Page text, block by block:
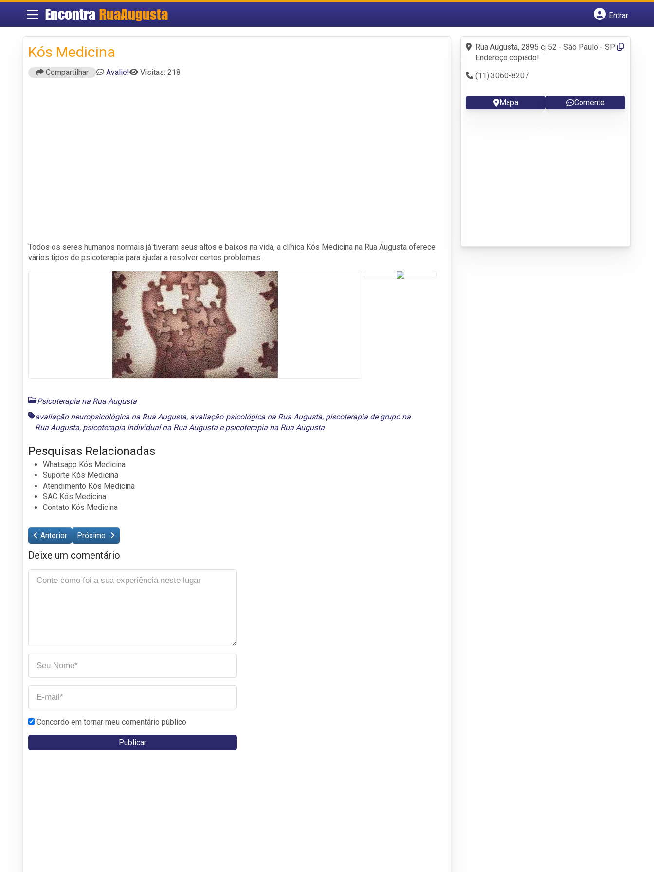
EncontraRuaAugusta
Entrar
Fazer login
Criar conta
Kós Medicina
Compartilhar Avalie! Visitas: 218
Todos os seres humanos normais já tiveram seus altos e baixos na vida, a clínica Kós Medicina na Rua Augusta oferece
vários tipos de psicoterapia para ajudar a resolver certos problemas.
Psicoterapia na Rua Augusta
avaliação neuropsicológica na Rua Augusta, avaliação psicológica na Rua Augusta, piscoterapia de grupo na
Rua Augusta, psicoterapia Individual na Rua Augusta epsicoterapia na Rua Augusta
Pesquisas Relacionadas
Whatsapp Kós Medicina
Suporte Kós Medicina
Atendimento Kós Medicina
SAC Kós Medicina
Contato Kós Medicina
Anterior Próximo
Deixe um comentário
Concordo em tornar meu comentário público
Rua Augusta, 2895 cj 52 - São Paulo - SP
Endereço copiado!
(11) 3060-8207
Mapa Comente